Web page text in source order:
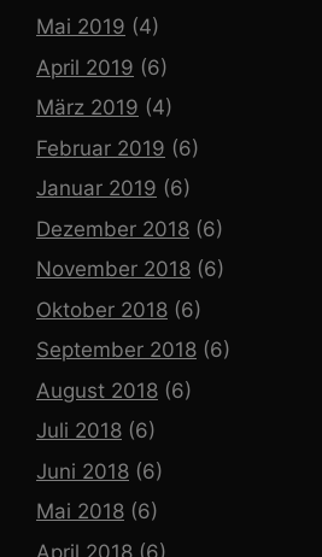
Mai 2019 (4)
April 2019 (6)
März 2019 (4)
Februar 2019 (6)
Januar 2019 (6)
Dezember 2018 (6)
November 2018 (6)
Oktober 2018 (6)
September 2018 (6)
August 2018 (6)
Juli 2018 (6)
Juni 2018 (6)
Mai 2018 (6)
April 2018 (6)